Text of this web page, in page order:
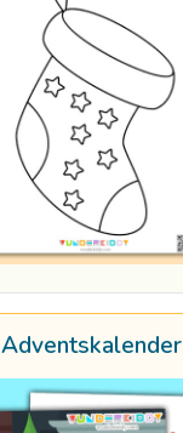
Adventskalender